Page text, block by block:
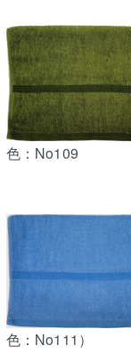
色：No109
色：No111）